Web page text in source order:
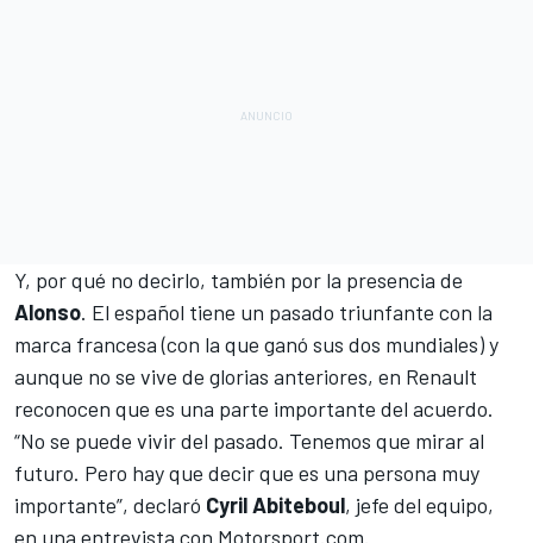
Y, por qué no decirlo, también por la presencia de
Alonso. El español tiene un pasado triunfante con la
marca francesa (con la que ganó sus dos mundiales) y
aunque no se vive de glorias anteriores, en Renault
reconocen que es una parte importante del acuerdo.
“No se puede vivir del pasado. Tenemos que mirar al
futuro. Pero hay que decir que es una persona muy
importante”, declaró Cyril Abiteboul, jefe del equipo,
en una entrevista con Motorsport.com.